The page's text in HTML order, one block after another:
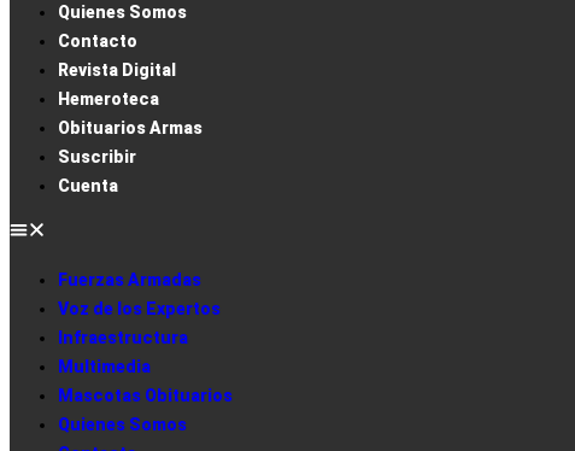
Quienes Somos
Contacto
Revista Digital
Hemeroteca
Obituarios Armas
Suscribir
Cuenta
Fuerzas Armadas
Voz de los Expertos
Infraestructura
Multimedia
Mascotas Obituarios
Quienes Somos